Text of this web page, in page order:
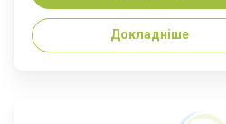
Докладніше